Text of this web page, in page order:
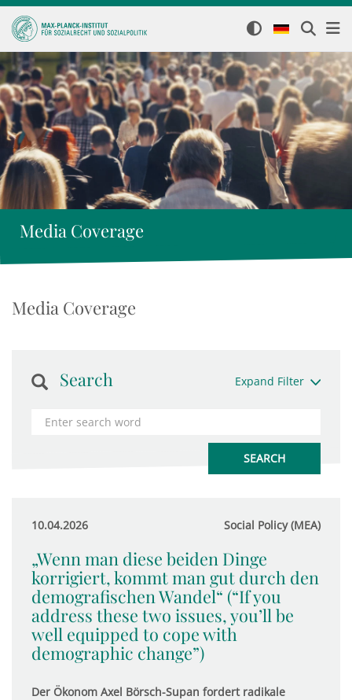
Media Coverage
Media Coverage
Search Expand Filter
10.04.2026 Social Policy (MEA)
„Wenn man diese beiden Dinge
korrigiert, kommt man gut durch den
demografischen Wandel“ (“If you
address these two issues, you’ll be
well equipped to cope with
demographic change”)
Der Ökonom Axel Börsch-Supan fordert radikale